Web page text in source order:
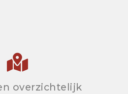
overzichtelijk